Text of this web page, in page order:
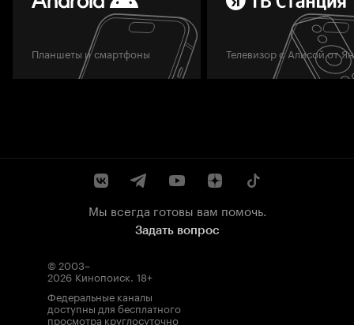
Планшеты и смартфоны Телевизор с Алисой от
Мы всегда готовы вам помочь.
Задать вопрос
© 2003–
2026 Кинопоиск. 18+
Федеральные каналы
доступны для бесплатного
просмотра круглосуточно